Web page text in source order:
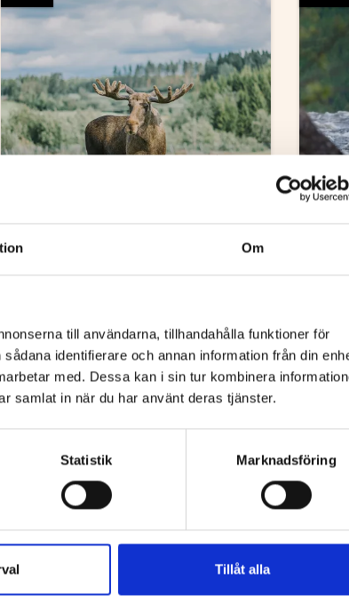
Om
till användarna, tillhandahålla funktioner för
identifierare och annan information från din
med. Dessa kan i sin tur kombinera
samlat in när du har använt deras tjänster.
Statistik Marknadsföring
Tillåt alla
Mickelbo Gård